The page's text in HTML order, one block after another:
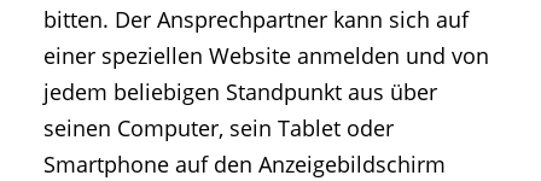
bitten. Der Ansprechpartner kann sich auf
einer speziellen Website anmelden und von
jedem beliebigen Standpunkt aus über
seinen Computer, sein Tablet oder
Smartphone auf den Anzeigebildschirm